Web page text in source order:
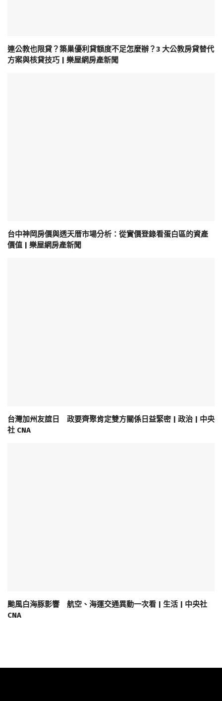
連公教也限貸？築巢優利貸額度不足怎麼辦？3 大公教房貸替代
方案與核貸技巧 | 樂屋網房產新聞
台中神岡房價與透天厝市場分析：從實價登錄看蛋白區的資產
價值 | 樂屋網房產新聞
台灣加州友誼日 政要齊聚肯定雙方關係日益緊密 | 政治 | 中央
社 CNA
颱風白海豚影響 航空、海運交通異動一次看 | 生活 | 中央社
CNA